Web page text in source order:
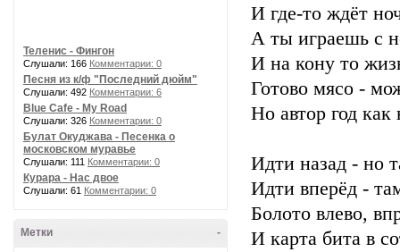
Теленис - Фингон
Слушали: 166 Комментарии: 0
Песня из к/ф "Последний дюйм"
Слушали: 492 Комментарии: 6
Blue Cafe - My Road
Слушали: 326 Комментарии: 0
Булат Окуджава - Песенка о
московском муравье
Слушали: 111 Комментарии: 0
Курара - Нас двое
Слушали: 61 Комментарии: 0
-
Метки
И где-то ждёт
А ты играешь с
И на кону то
Готово мясо -
Но автор год
Идти назад - но
Идти вперёд -
Болото влево,
И карта бита в